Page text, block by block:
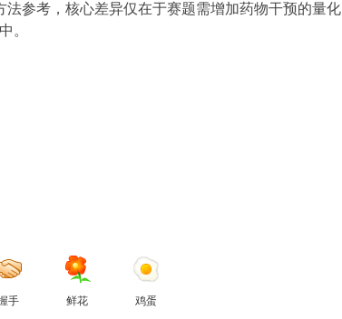
法参考，核心差异仅在于赛题需增加药物干预的量化
。
手 鲜花 鸡蛋